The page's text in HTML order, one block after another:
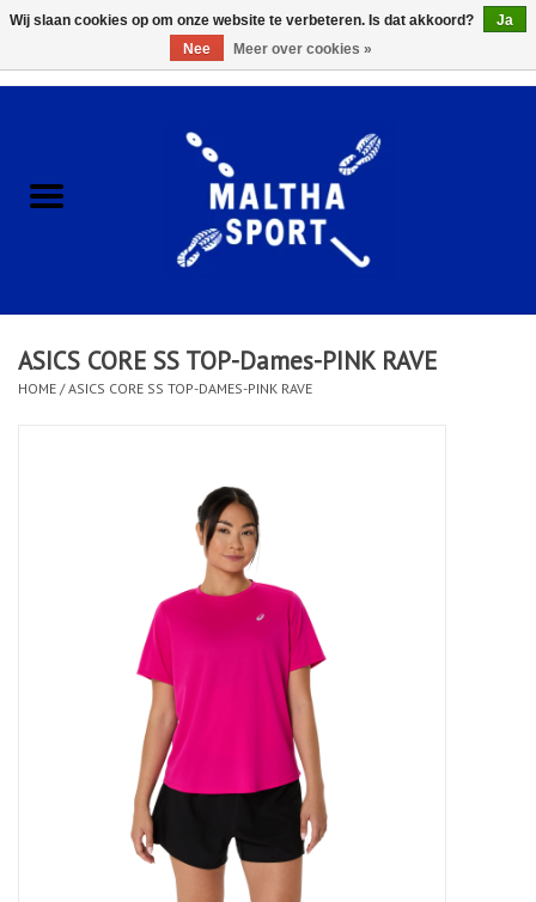
ACCESSOIRES/HARDWARE
KLEDING
CLUBSHOPS
ASICS CORE SS TOP-Dames-PINK RAVE
HOME /ASICS CORE SS TOP-DAMES-PINK RAVE
Wij slaan cookies op om onze website te verbeteren. Is dat akkoord?
Ja
Nee
Meer over cookies »